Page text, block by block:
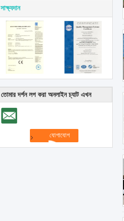
সাক্ষ্যদান
তোমার দর্শন লগ করা অনলাইন চ্যাট এখন